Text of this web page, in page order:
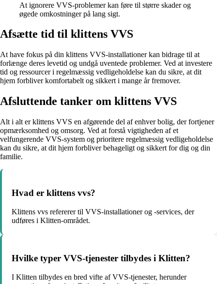
At ignorere VVS-problemer kan føre til større skader og
øgede omkostninger på lang sigt.
Afsætte tid til klittens VVS
At have fokus på din klittens VVS-installationer kan bidrage til at
forlænge deres levetid og undgå uventede problemer. Ved at investere
tid og ressourcer i regelmæssig vedligeholdelse kan du sikre, at dit
hjem forbliver komfortabelt og sikkert i mange år fremover.
Afsluttende tanker om klittens VVS
Alt i alt er klittens VVS en afgørende del af enhver bolig, der fortjener
opmærksomhed og omsorg. Ved at forstå vigtigheden af et
velfungerende VVS-system og prioritere regelmæssig vedligeholdelse
kan du sikre, at dit hjem forbliver behageligt og sikkert for dig og din
familie.
Hvad er klittens vvs?
Klittens vvs refererer til VVS-installationer og -services, der
udføres i Klitten-området.
Hvilke typer VVS-tjenester tilbydes i Klitten?
I Klitten tilbydes en bred vifte af VVS-tjenester, herunder